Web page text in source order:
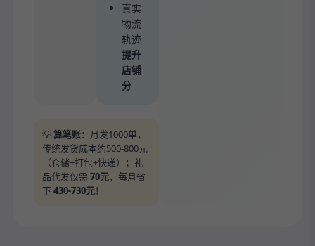
真实
物流
轨迹
提升
店铺
分
💡算笔账：月发1000单，
传统发货成本约500-800元
（仓储+打包+快递）；礼
品代发仅需 70元，每月省
下430-730元！